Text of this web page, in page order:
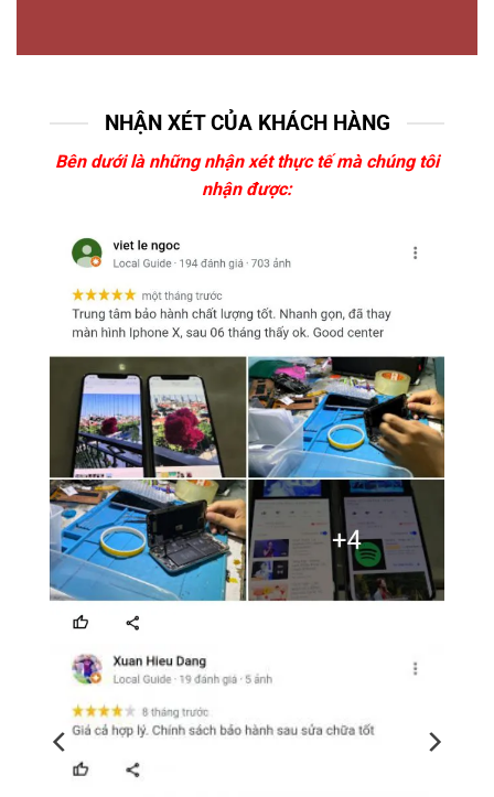
NHẬN XÉT CỦA KHÁCH HÀNG
Bên dưới là những nhận xét thực tế mà chúng tôi
nhận được: